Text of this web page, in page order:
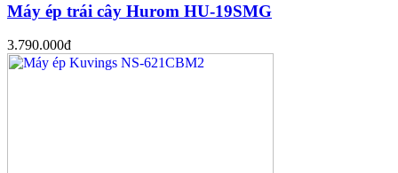
Máy ép trái cây Hurom HU-19SMG
3.790.000đ